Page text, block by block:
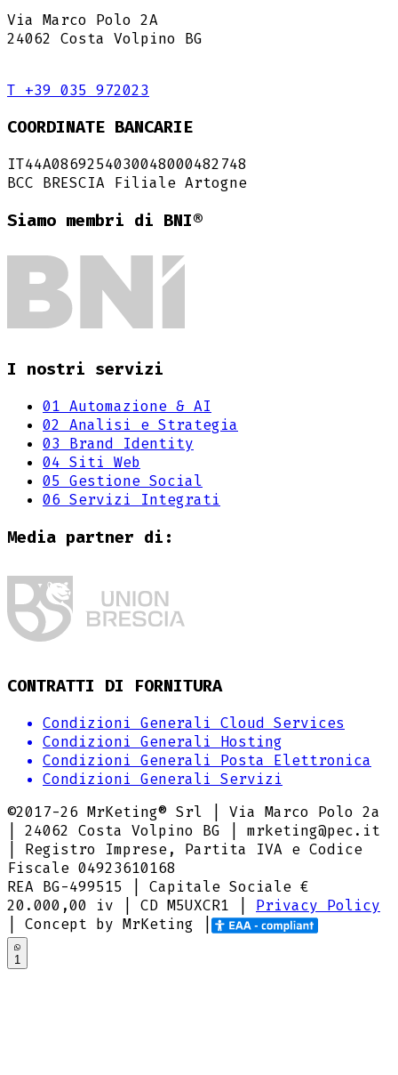
Via Marco Polo 2A
24062 Costa Volpino BG
T +39 035 972023
COORDINATE BANCARIE
IT44A0869254030048000482748
BCC BRESCIA Filiale Artogne
Siamo membri di BNI®
I nostri servizi
01 Automazione & AI
02 Analisi e Strategia
03 Brand Identity
04 Siti Web
05 Gestione Social
06 Servizi Integrati
Media partner di:
CONTRATTI DI FORNITURA
Condizioni Generali Cloud Services
Condizioni Generali Hosting
Condizioni Generali Posta Elettronica
Condizioni Generali Servizi
©2017-26 MrKeting® Srl | Via Marco Polo 2a
| 24062 Costa Volpino BG | mrketing@pec.it
| Registro Imprese, Partita IVA e Codice
Fiscale 04923610168
REA BG-499515 | Capitale Sociale €
20.000,00 iv |
CD M5UXCR1
Privacy Policy
| Concept by MrKeting |
1